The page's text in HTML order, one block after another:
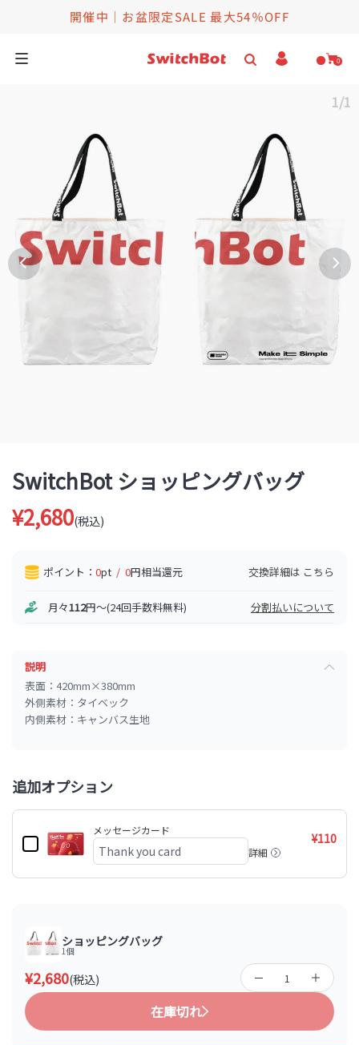
開催中｜お盆限定SALE 最大54％OFF
0
スマートロボット
お得セット
セール情報
ヘルプ＆法人向け
1/1
SwitchBot ショッピングバッグ
¥2,680(税込)
ポイント： 0pt / 0円相当還元 交換詳細は こちら
月々112円〜(24回手数料無料) 分割払いについて
説明
表面：420mm×380mm
外側素材：タイベック
内側素材：キャンバス生地
追加オプション
メッセージカード
¥110
詳細
ショッピングバッグ
1個
¥2,680(税込)
在庫切れ